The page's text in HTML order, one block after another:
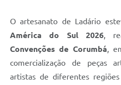
O artesanato de Ladário
América do Sul 2026,
Convenções de Corumbá ,
comercialização de peças
artistas de diferentes